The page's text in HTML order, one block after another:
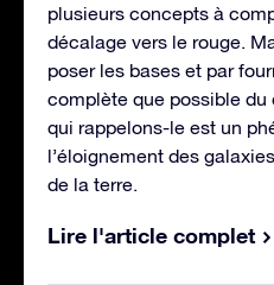
plusieurs concepts à
décalage vers le rouge.
poser les bases et par
complète que possible du
qui rappelons-le est un
l’éloignement des
de la terre.
Lire l'article complet